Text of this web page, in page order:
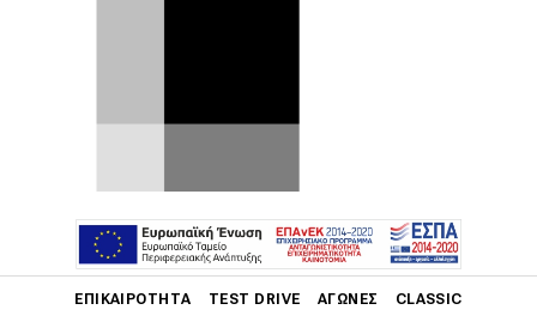
ΕΠΙΚΑΙΡΌΤΗΤΑ TEST DRIVE ΑΓΏΝΕΣ CLASSIC